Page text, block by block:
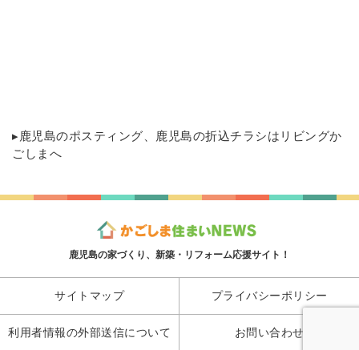
▸ 鹿児島のポスティング 、鹿児島の折込チラシはリビングか
ごしまへ
鹿児島の家づくり、新築・リフォーム応援サイト！
サイトマップ プライバシーポリシー
利用者情報の外部送信について お問い合わせ